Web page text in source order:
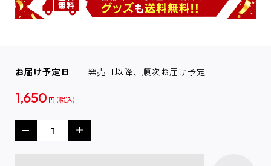
お届け予定日 発売日以降、順次お届け予定
1,650 円